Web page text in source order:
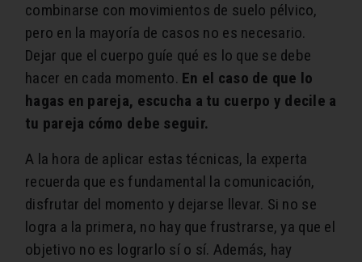
combinarse con movimientos de suelo pélvico,
pero en la mayoría de casos no es necesario.
Dejar que el cuerpo guíe qué es lo que se debe
hacer en cada momento. En el caso de que lo
hagas en pareja, escucha a tu cuerpo y decile a
tu pareja cómo debe seguir.
A la hora de aplicar estas técnicas, la experta
recuerda que es fundamental la comunicación,
disfrutar del momento y dejarse llevar. Si no se
logra a la primera, no hay que frustrarse, ya que el
objetivo no es lograrlo sí o sí. Además, hay